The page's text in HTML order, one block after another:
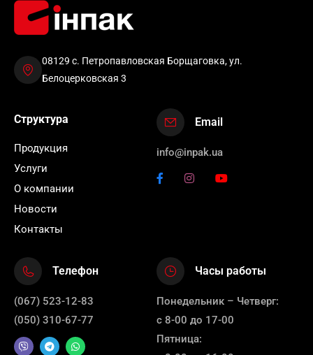
08129 с. Петропавловская Борщаговка, ул.
Белоцерковская 3
Структура
Продукция
Услуги
О компании
Новости
Контакты
Email
info@inpak.ua
Телефон
(067) 523-12-83
(050) 310-67-77
Часы работы
Понедельник – Четверг:
с 8-00 до 17-00
Пятница: